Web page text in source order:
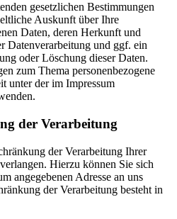
gesetzlichen Bestimmungen
Auskunft über Ihre
Daten, deren Herkunft und
Datenverarbeitung und ggf. ein
oder Löschung dieser Daten.
zum Thema personenbezogene
unter der im Impressum
der Verarbeitung
der Verarbeitung Ihrer
Hierzu können Sie sich
angegebenen Adresse an uns
der Verarbeitung besteht in